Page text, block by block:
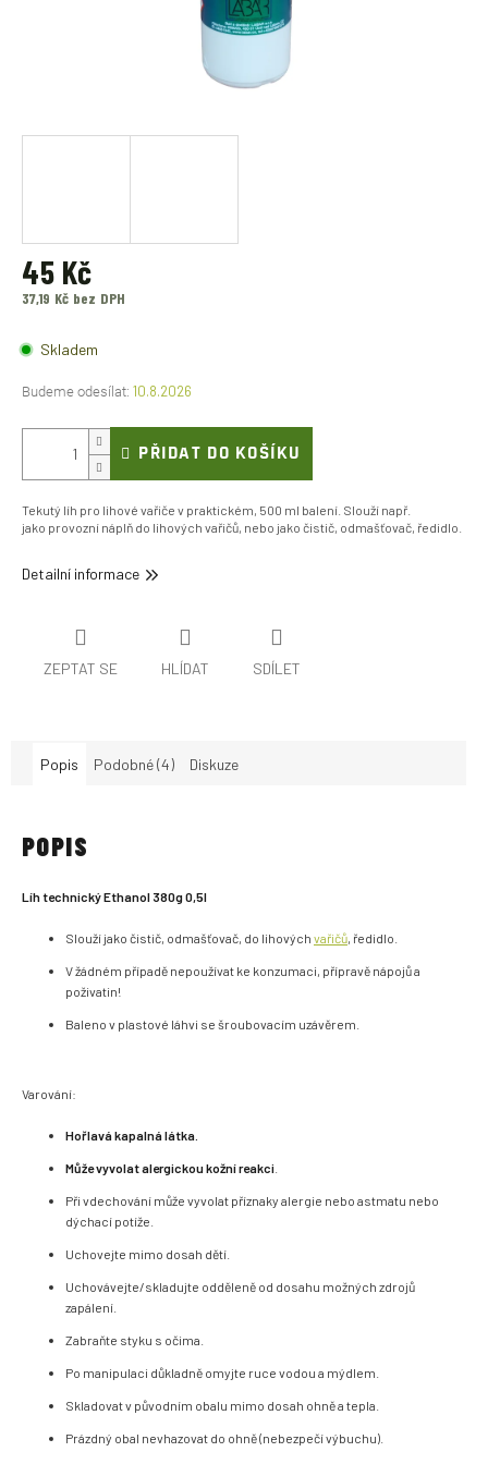
45 Kč
37,19 Kč bez DPH
cena:Skladem
10.8.2026
PŘIDAT DO KOŠÍKU
Tekutý líh pro lihové vařiče v praktickém, 500 ml balení. Slouží např.
jako provozní náplň do lihových vařičů, nebo jako čistič, odmašťovač, ředidlo.
Detailní informace
ZEPTAT SE HLÍDAT SDÍLET
Popis Podobné (4) Diskuze
POPIS
Líh technický Ethanol 380g 0,5l
Slouží jako čistič, odmašťovač, do lihových vařičů, ředidlo.
V žádném případě nepoužívat ke konzumaci, přípravě nápojů a
poživatin!
Baleno v plastové láhvi se šroubovacím uzávěrem.
Varování:
Hořlavá kapalná látka.
Může vyvolat alergickou kožní reakci
Při vdechování může vyvolat příznaky alergie nebo astmatu nebo
dýchací potíže.
Uchovejte mimo dosah dětí.
Uchovávejte/skladujte odděleně od dosahu možných zdrojů
zapálení.
Zabraňte styku s očima.
Po manipulaci důkladně omyjte ruce vodou a mýdlem.
Skladovat v původním obalu mimo dosah ohně a tepla.
Prázdný obal nevhazovat do ohně (nebezpečí výbuchu).